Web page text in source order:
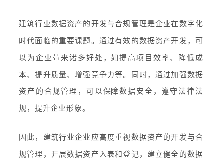
建筑行业数据资产的开发与合规管理是企业在数字化
时代面临的重要课题。通过有效的数据资产开发，可
以为企业带来诸多好处，如提高项目效率、降低成
本、提升质量、增强竞争力等。同时，通过加强数据
资产的合规管理，可以保障数据安全，遵守法律法
规，提升企业形象。
因此，建筑行业企业应高度重视数据资产的开发与合
规管理，开展数据资产入表和登记，建立健全的数据